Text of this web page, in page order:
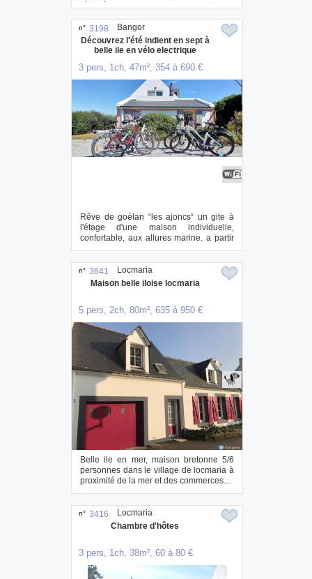
rénovée. ...
n° 3198
Découvrez l'été indient en sept à
belle ile en vélo electrique
3 pers, 1ch, 47m², 354 à 690 €
Rêve de goélan “les ajoncs“ un gite à
l'étage d'une maison individuelle,
confortable, aux allures marine. a partir
de 5...
Bangor
n° 3641
Maison belle iloise locmaria
5 pers, 2ch, 80m², 635 à 950 €
Belle ile en mer, maison bretonne 5/6
personnes dans le village de locmaria à
proximité de la mer et des commerces....
Locmaria
n° 3416
Chambre d'hôtes
3 pers, 1ch, 38m², 60 à 80 €
Locmaria